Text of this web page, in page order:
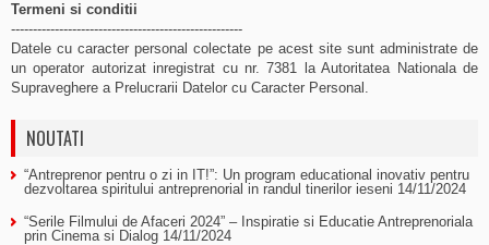
Termeni si conditii
-----------------------------------------------------
Datele cu caracter personal colectate pe acest site sunt administrate de
un operator autorizat inregistrat cu nr. 7381 la Autoritatea Nationala de
Supraveghere a Prelucrarii Datelor cu Caracter Personal.
NOUTATI
“Antreprenor pentru o zi in IT!”: Un program educational inovativ pentru
dezvoltarea spiritului antreprenorial in randul tinerilor ieseni 14/11/2024
“Serile Filmului de Afaceri 2024” – Inspiratie si Educatie Antreprenoriala
prin Cinema si Dialog 14/11/2024